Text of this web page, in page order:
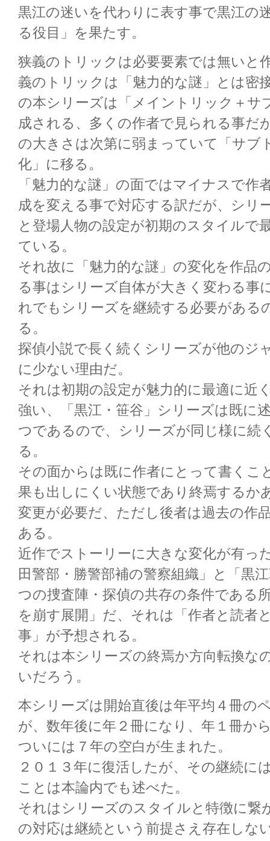
黒江の迷いを代わりに表す事で黒江の
る役目」を果たす。
狭義のトリックは必要要素では無いと
義のトリックは「魅力的な謎」とは密
の本シリーズは「メイントリック＋サ
成される、多くの作者で見られる事だ
の大きさは次第に弱まっていて「サブ
化」に移る。
「魅力的な謎」の面ではマイナスで作
成を変える事で対応する訳だが、シリ
と登場人物の設定が初期のスタイルで
ている。
それ故に「魅力的な謎」の変化を作品
る事はシリーズ自体が大きく変わる事
れでもシリーズを継続する必要がある
る。
探偵小説で長く続くシリーズが他のジ
に少ない理由だ。
それは初期の設定が魅力的に最適に近
強い、「黒江・笹谷」シリーズは既に
つであるので、シリーズが同じ様に続
る。
その面からは既に作者にとって書くこ
果も出しにくい状態であり終焉するか
変更が必要だ、ただし後者は過去の作
ある。
近作でストーリーに大きな変化が有っ
田警部・勝警部補の警察組織」と「黒
つの捜査陣・探偵の共存の条件である
を崩す展開」だ、それは「作者と読者
事」が予想される。
それは本シリーズの終焉か方向転換な
いだろう。
本シリーズは開始直後は年平均４冊の
が、数年後に年２冊になり、年１冊か
ついには７年の空白が生まれた。
２０１３年に復活したが、その継続に
ことは本論内でも述べた。
それはシリーズのスタイルと特徴に繋
の対応は継続という前提さえ存在しな